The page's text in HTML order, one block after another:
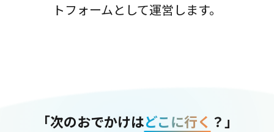
トフォームとして運営します。
「次のおでかけはどこに行く ？」